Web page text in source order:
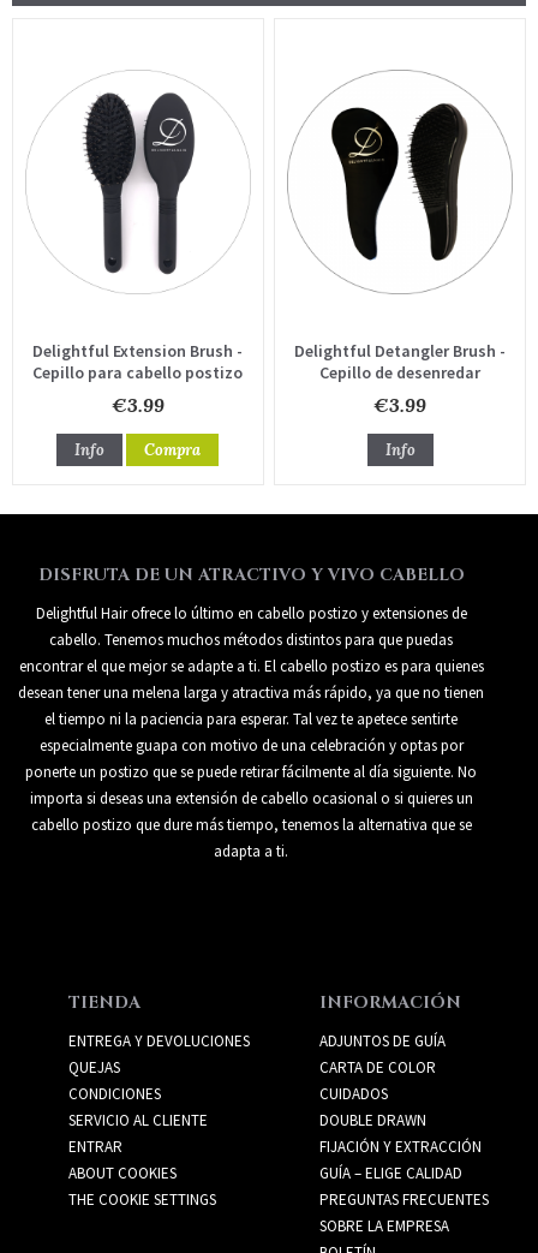
Delightful Extension Brush -
Cepillo para cabello postizo
€3.99
Info Compra
Delightful Detangler Brush -
Cepillo de desenredar
€3.99
Info
DISFRUTA DE UN ATRACTIVO Y VIVO CABELLO
Delightful Hair ofrece lo último en cabello postizo y extensiones de
cabello. Tenemos muchos métodos distintos para que puedas
encontrar el que mejor se adapte a ti. El cabello postizo es para quienes
desean tener una melena larga y atractiva más rápido, ya que no tienen
el tiempo ni la paciencia para esperar. Tal vez te apetece sentirte
especialmente guapa con motivo de una celebración y optas por
ponerte un postizo que se puede retirar fácilmente al día siguiente. No
importa si deseas una extensión de cabello ocasional o si quieres un
cabello postizo que dure más tiempo, tenemos la alternativa que se
adapta a ti.
TIENDA
ENTREGA Y DEVOLUCIONES
QUEJAS
CONDICIONES
SERVICIO AL CLIENTE
ENTRAR
ABOUT COOKIES
THE COOKIE SETTINGS
INFORMACIÓN
ADJUNTOS DE GUÍA
CARTA DE COLOR
CUIDADOS
DOUBLE DRAWN
FIJACIÓN Y EXTRACCIÓN
GUÍA – ELIGE CALIDAD
PREGUNTAS FRECUENTES
SOBRE LA EMPRESA